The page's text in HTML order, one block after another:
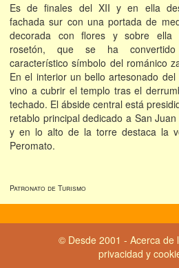
Es de finales del XII y en ella
fachada sur con una portada de
decorada con flores y sobre ella
rosetón, que se ha
característico símbolo del románico
En el interior un bello artesonado del
vino a cubrir el templo tras el
techado. El ábside central está
retablo principal dedicado a San Juan
y en lo alto de la torre destaca la
Peromato.
Patronato de Turismo
© Desde 2001 - Acerca de
privacidad y